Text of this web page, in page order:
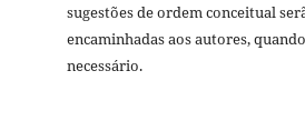
sugestões de ordem conceitual
encaminhadas aos autores, quando
necessário.